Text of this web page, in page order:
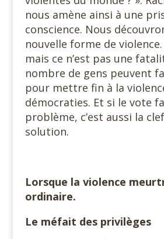
nous amène ainsi à une
conscience. Nous
nouvelle forme de violence.
mais ce n’est pas une
nombre de gens peuvent
pour mettre fin à la
démocraties. Et si le vote
problème, c’est aussi la
solution.
Lorsque la violence
ordinaire.
Le méfait des privilèges